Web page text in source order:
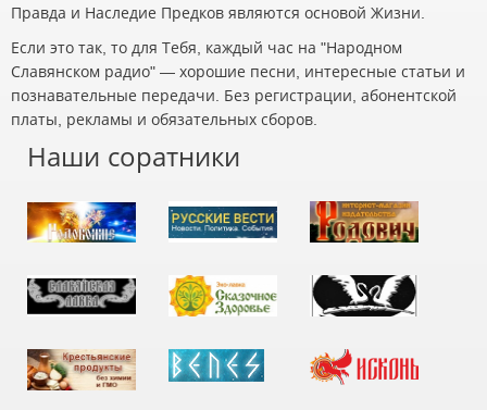
Правда и Наследие Предков являются основой Жизни.
Если это так, то для Тебя, каждый час на "Народном
Славянском радио" — хорошие песни, интересные статьи и
познавательные передачи. Без регистрации, абонентской
платы, рекламы и обязательных сборов.
Наши соратники